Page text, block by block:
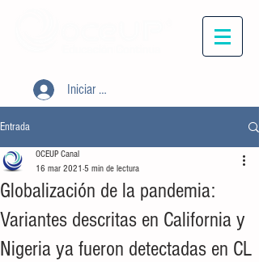
Iniciar sesión
Entrada
Globalización de la pandemia:
Variantes descritas en California y
Nigeria ya fueron detectadas en CL
OCEUP Canal
16 mar 2021 5 min de lectura